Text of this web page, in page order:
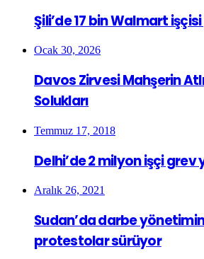
Şili’de 17 bin Walmart
Ocak 30, 2026
Davos Zirvesi Mahşerin
Solukları
Temmuz 17, 2018
Delhi’de 2 milyon işçi
Aralık 26, 2021
Sudan’da darbe
protestolar sürüyor